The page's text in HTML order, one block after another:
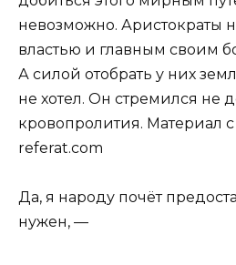
невозможно. Аристократы
властью и главным своим
А силой отобрать у них
не хотел. Он стремился не
кровопролития. Материал
referat.com
Да, я народу почёт
нужен, —